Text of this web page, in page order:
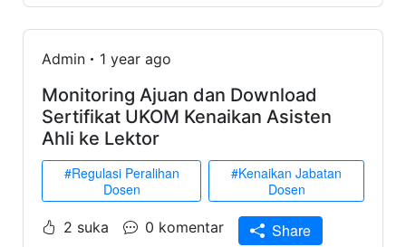
Admin 1 year ago
Monitoring Ajuan dan Download
Sertifikat UKOM Kenaikan Asisten
Ahli ke Lektor
#Regulasi Peralihan
Dosen
#Kenaikan Jabatan
Dosen
2 suka 0 komentar Share